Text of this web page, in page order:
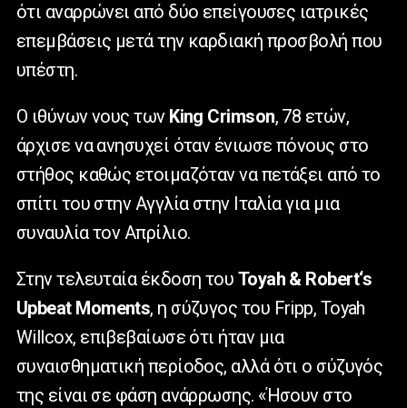
ότι αναρρώνει από δύο επείγουσες ιατρικές
επεμβάσεις μετά την καρδιακή προσβολή που
υπέστη.
Ο ιθύνων νους των King Crimson, 78 ετών,
άρχισε να ανησυχεί όταν ένιωσε πόνους στο
στήθος καθώς ετοιμαζόταν να πετάξει από το
σπίτι του στην Αγγλία στην Ιταλία για μια
συναυλία τον Απρίλιο.
Στην τελευταία έκδοση του Toyah& Robert‘s
Upbeat Moments, η σύζυγος του Fripp, Toyah
Willcox, επιβεβαίωσε ότι ήταν μια
συναισθηματική περίοδος, αλλά ότι ο σύζυγός
της είναι σε φάση ανάρρωσης. «Ήσουν στο